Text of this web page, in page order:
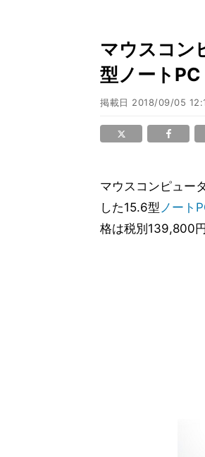
マウスコン
型ノートPC
掲載日 2018/09/05
マウスコンピュー
した15.6型 ノート
格は税別139,800円